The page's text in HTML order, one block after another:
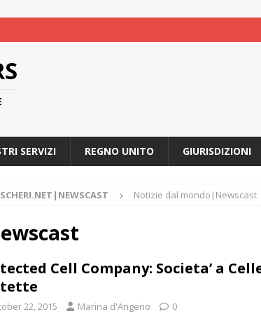
SERVIZI REGNO UNITO GIURISDIZIONI
Notizie dal mondo|Newscast
Cell Company: Societa’ a
22, 2015 Marina d'Angerio 0